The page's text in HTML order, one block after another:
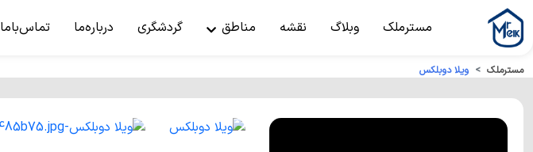
مسترملک وبلاگ نقشه مناطق گردشگری درباره‌ما تماس‌باما
مسترملک ویلا دوبلکس